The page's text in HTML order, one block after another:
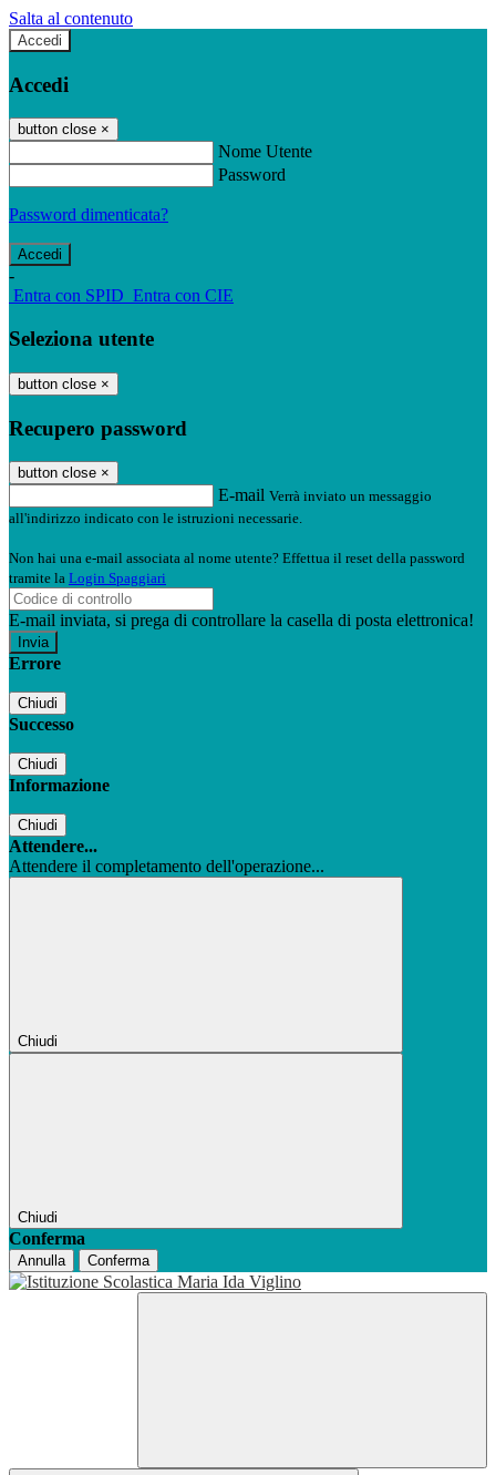
Salta al contenuto
Accedi
Accedi
button close ×
Nome Utente
Password
Password dimenticata?
-
Entra con SPID Entra con CIE
Seleziona utente
button close ×
Recupero password
button close ×
E-mail Verrà inviato un messaggio
all'indirizzo indicato con le istruzioni necessarie.
Non hai una e-mail associata al nome utente? Effettua il reset della password
tramite la Login Spaggiari
E-mail inviata, si prega di controllare la casella di posta elettronica!
Errore
Chiudi
Successo
Chiudi
Informazione
Chiudi
Attendere...
Attendere il completamento dell'operazione...
Chiudi
Chiudi
Conferma
Annulla Conferma